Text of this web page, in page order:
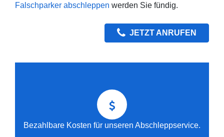
Falschparker abschleppen werden Sie fündig.
JETZT ANRUFEN
Bezahlbare Kosten für unseren Abschleppservice.